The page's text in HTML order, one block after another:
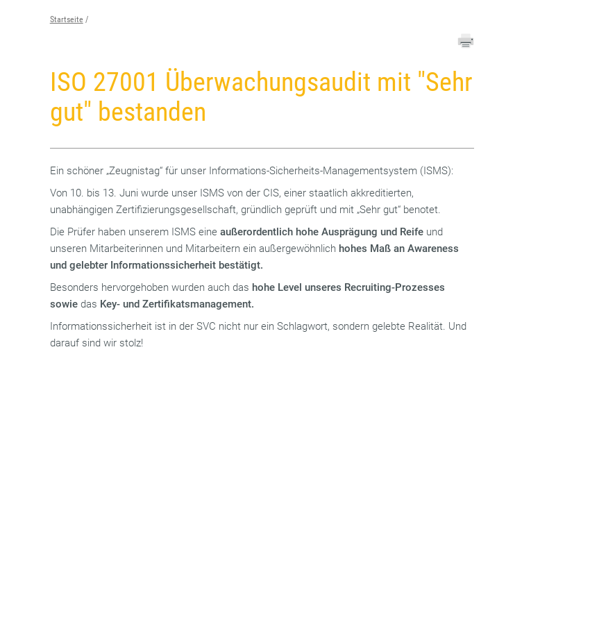
Startseite
ISO 27001 Überwachungsaudit mit "Sehr
gut" bestanden
Ein schöner „Zeugnistag“ für unser Informations-Sicherheits-Managementsystem (ISMS):
Von 10. bis 13. Juni wurde unser ISMS von der CIS, einer staatlich akkreditierten,
unabhängigen Zertifizierungsgesellschaft, gründlich geprüft und mit „Sehr gut“ benotet.
Die Prüfer haben unserem ISMS eine außerordentlich hohe Ausprägung und Reifeund
unseren Mitarbeiterinnen und Mitarbeitern ein außergewöhnlich hohes Maß an Awareness
und gelebter Informationssicherheit bestätigt.
Besonders hervorgehoben wurden auch das hohe Level unseres Recruiting-Prozesses
sowie das Key- und Zertifikatsmanagement.
Informationssicherheit ist in der SVC nicht nur ein Schlagwort, sondern gelebte Realität. Und
darauf sind wir stolz!